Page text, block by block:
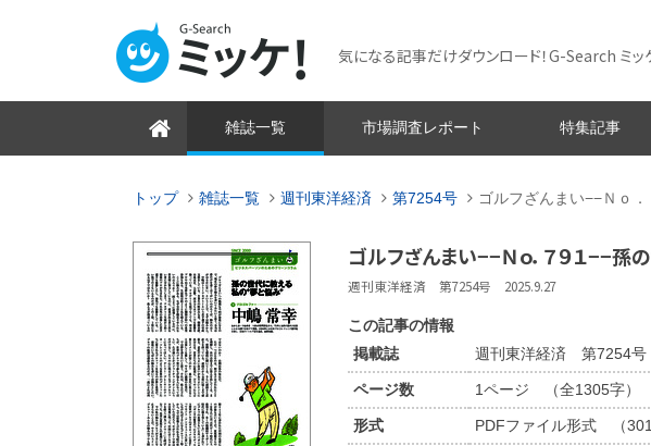
気になる記事だけダウンロード！G-Search ミッ
雑誌一覧 市場調査レポート 特集記事
トップ 雑誌一覧 週刊東洋経済 第7254号 ゴルフざんまい−−Ｎｏ
ゴルフざんまい−−Ｎｏ．７９１−−
週刊東洋経済 第7254号 2025.9.27
この記事の情報
掲載誌
週刊東洋経済 第7254号
ページ数 1ページ （全1305字）
形式 PDFファイル形式 （